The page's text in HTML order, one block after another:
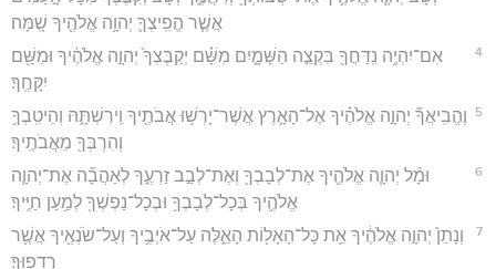
אֲשֶׁ֧ר הֱפִֽיצְךָ֛ יְהוָ֥ה אֱלֹהֶ֖יךָ שָֽׁמָּה׃
4
אִם־יִהְיֶ֥ה נִֽדַּחֲךָ֖ בִּקְצֵ֣ה הַשָּׁמָ֑יִם מִשָּׁ֗ם יְקַבֶּצְךָ֙ יְהוָ֣ה אֱלֹהֶ֔יךָ וּמִשָּׁ֖ם
יִקָּחֶֽךָ׃
5
וֶהֱבִֽיאֲךָ֞ יְהוָ֣ה אֱלֹהֶ֗יךָ אֶל־הָאָ֛רֶץ אֲשֶׁר־יָרְשׁ֥וּ אֲבֹתֶ֖יךָ וִֽירִשְׁתָּ֑הּ וְהֵיטִֽבְךָ֥
וְהִרְבְּךָ֖ מֵאֲבֹתֶֽיךָ׃
6
וּמָ֨ל יְהוָ֧ה אֱלֹהֶ֛יךָ אֶת־לְבָבְךָ֖ וְאֶת־לְבַ֣ב זַרְעֶ֑ךָ לְאַהֲבָ֞ה אֶת־יְהוָ֧ה
אֱלֹהֶ֛יךָ בְּכָל־לְבָבְךָ֥ וּבְכָל־נַפְשְׁךָ֖ לְמַ֥עַן חַיֶּֽיךָ׃
7
וְנָתַן֙ יְהוָ֣ה אֱלֹהֶ֔יךָ אֵ֥ת כָּל־הָאָל֖וֹת הָאֵ֑לֶּה עַל־אֹיְבֶ֥יךָ וְעַל־שֹׂנְאֶ֖יךָ אֲשֶׁ֥ר
רְדָפֽוּךָ׃